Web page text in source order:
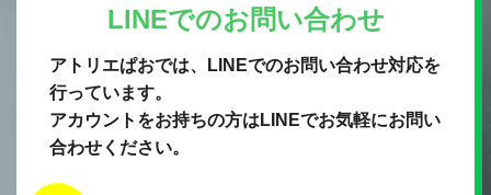
LINEでのお問い合わせ
アトリエぱおでは、LINEでのお問い合わせ対応を
行っています。
アカウントをお持ちの方はLINEでお気軽にお問い
合わせください。